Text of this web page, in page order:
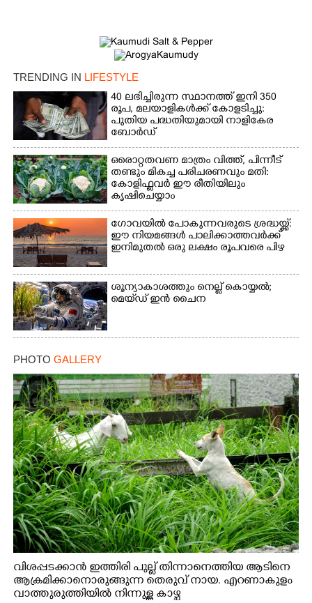
TRENDING IN LIFESTYLE
40 ലഭിച്ചിരുന്ന സ്ഥാനത്ത് ഇനി 350
രൂപ, മലയാളികൾക്ക് കോളടിച്ചു:
പുതിയ പദ്ധതിയുമായി നാളികേര
ബോർഡ്
ഒരൊറ്റതവണ മാത്രം വിത്ത്, പിന്നീട്
തണ്ടും മികച്ച പരിചരണവും മതി:
കോളിഫ്ലവർ ഈ രീതിയിലും
കൃഷിചെയ്യാം
ഗോവയിൽ പോകുന്നവരുടെ ശ്രദ്ധയ്ക്ക്:
ഈ നിയമങ്ങൾ പാലിക്കാത്തവർക്ക്
ഇനിമുതൽ ഒരു ലക്ഷം രൂപവരെ പിഴ
ശൂന്യാകാശത്തും നെല്ല് കൊയ്യൽ;
മെയ്‌ഡ് ഇൻ ചൈന
PHOTO GALLERY
വിശപ്പടക്കാൻ ഇത്തിരി പുല്ല് തിന്നാനെത്തിയ ആടിനെ
ആക്രമിക്കാനൊരുങ്ങുന്ന തെരുവ് നായ. എറണാകുളം
വാത്തുരുത്തിയിൽ നിന്നുള്ള കാഴ്ച